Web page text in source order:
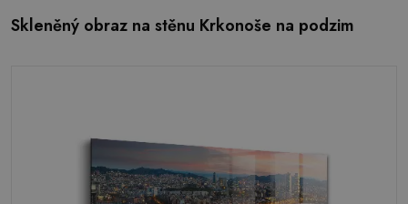
Skleněný obraz na stěnu Krkonoše na podzim